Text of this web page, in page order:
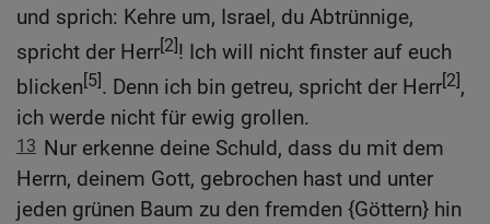
und sprich: Kehre um, Israel, du Abtrünnige,
spricht der Herr[2]! Ich will nicht finster auf euch
blicken[5]. Denn ich bin getreu, spricht der Herr[2],
ich werde nicht für ewig grollen.
13 Nur erkenne deine Schuld, dass du mit dem
Herrn, deinem Gott, gebrochen hast und unter
jeden grünen Baum zu den fremden {Göttern} hin